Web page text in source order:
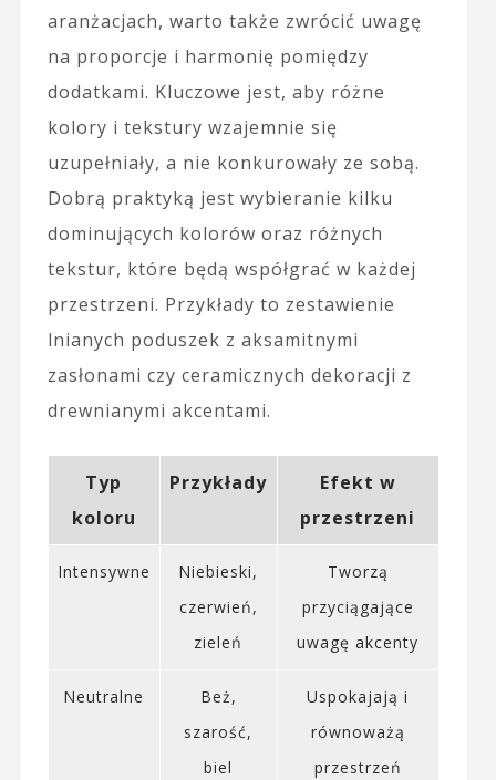
aranżacjach, warto także zwrócić uwagę
na proporcje i harmonię pomiędzy
dodatkami. Kluczowe jest, aby różne
kolory i tekstury wzajemnie się
uzupełniały, a nie konkurowały ze sobą.
Dobrą praktyką jest wybieranie kilku
dominujących kolorów oraz różnych
tekstur, które będą współgrać w każdej
przestrzeni. Przykłady to zestawienie
lnianych poduszek z aksamitnymi
zasłonami czy ceramicznych dekoracji z
drewnianymi akcentami.
Typ
koloru
Przykłady
Efekt w
przestrzeni
Intensywne
Niebieski,
czerwień,
zieleń
Tworzą
przyciągające
uwagę akcenty
Neutralne
Beż,
szarość,
biel
Uspokajają i
równoważą
przestrzeń